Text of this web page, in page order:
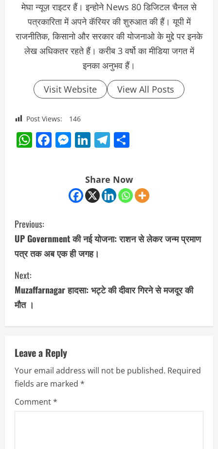
मेघा न्यूज़ राइटर हैं। इन्होने News 80 डिजिटल चैनल से
पत्रकारिता में अपने कॅरियर की शुरुआत की हैं। यूपी में
राजनीतिक, किसानो और सरकार की योजनाओ के मुद्दे पर इनके
लेख अधिकतर रहते हैं। करीब 3 वर्षो का मीडिया जगत में
इनका अनुभव हैं।
Visit Website View All Posts
Post Views: 146
WhatsApp
Facebook
Messenger
LinkedIn
Telegram
Share Now
C
o
n
t
i
n
e
R
e
Previous:
UP Government की नई योजना: राशन से लेकर जन्म प्रमाण
पत्र तक अब एक ही जगह।
Next:
Muzaffarnagar हादसा: भट्टे की दीवार गिरने से मजदूर की
मौत ।
Leave a Reply
Your email address will not be published. Required
fields are marked *
Comment*